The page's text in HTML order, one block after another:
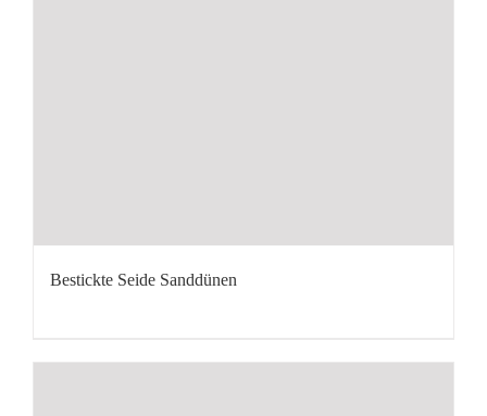
Bestickte Seide Sanddünen